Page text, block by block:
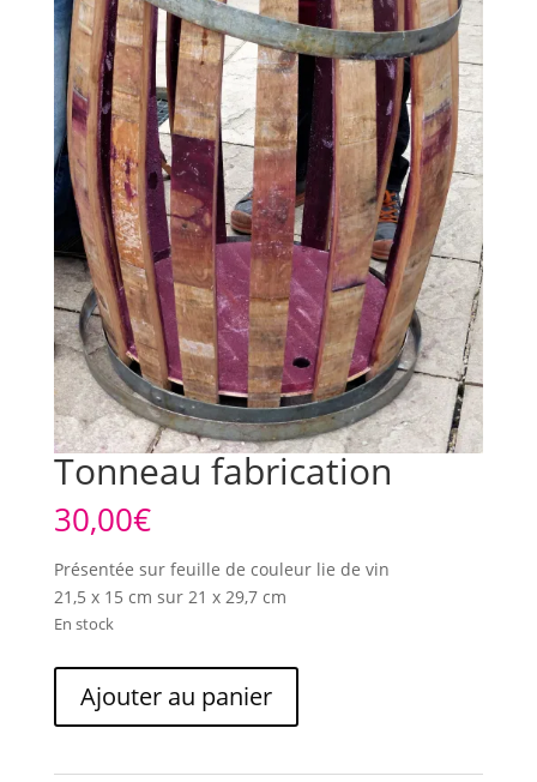
Tonneau fabrication
30,00€
Présentée sur feuille de couleur lie de vin
21,5 x 15 cm sur 21 x 29,7 cm
En stock
Tonneau
Ajouter au panier